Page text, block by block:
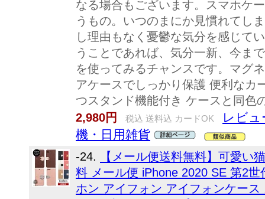
なる場合もございます。スマホケ
うもの。いつのまにか見慣れてし
し理由もなく憂鬱な気分を感じて
うことであれば、気分一新、今ま
を使ってみるチャンスです。マグ
アケースでしっかり保護 便利なカ
つスタンド機能付き ケースと同色
2,980円
税込 送料込 カードOK
レビュ
機・日用雑貨
-24.
【メール便送料無料】可愛い
料 メール便 iPhone 2020 SE 第2
ホン アイフォン アイフォンケー